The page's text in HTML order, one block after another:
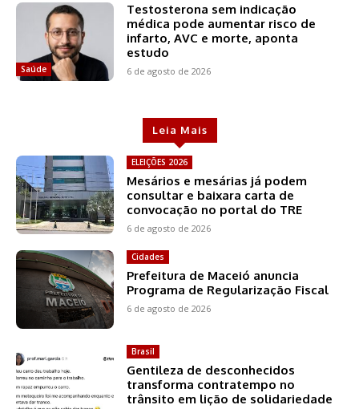
Saúde
Testosterona sem indicação
médica pode aumentar risco de
infarto, AVC e morte, aponta
estudo
6 de agosto de 2026
Leia Mais
ELEIÇÕES 2026
Mesários e mesárias já podem
consultar e baixara carta de
convocação no portal do TRE
6 de agosto de 2026
Cidades
Prefeitura de Maceió anuncia
Programa de Regularização Fiscal
6 de agosto de 2026
Brasil
Gentileza de desconhecidos
transforma contratempo no
trânsito em lição de solidariedade